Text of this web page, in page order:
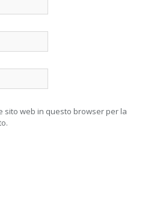
sito web in questo browser per la